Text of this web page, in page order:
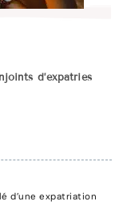
d’expatriés
d’une expatriation